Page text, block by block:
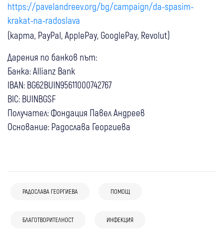
https://pavelandreev.org/bg/campaign/da-spasim-
krakat-na-radoslava
(карта, PayPal, ApplePay, GooglePay, Revolut)
Дарения по банков път:
Банка: Allianz Bank
IBAN: BG62BUIN95611000742767
BIC: BUINBGSF
Получател: Фондация Павел Андреев
Основание: Радослава Георгиева
РАДОСЛАВА ГЕОРГИЕВА ПОМОЩ
БЛАГОТВОРИТЕЛНОСТ ИНФЕКЦИЯ